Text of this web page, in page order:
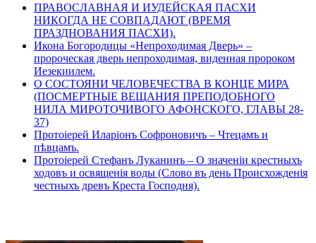
ПРАВОСЛАВНАЯ И ИУДЕЙСКАЯ ПАСХИ
НИКОГДА НЕ СОВПАДАЮТ (ВРЕМЯ
ПРАЗДНОВАНИЯ ПАСХИ).
Икона Богородицы «Непроходимая Дверь» –
пророческая дверь непроходимая, виденная пророком
Иезекиилем.
О СОСТОЯНИ ЧЕЛОВЕЧЕСТВА В КОНЦЕ МИРА
(ПОСМЕРТНЫЕ ВЕЩАНИЯ ПРЕПОДОБНОГО
НИЛА МИРОТОЧИВОГО АФОНСКОГО, ГЛАВЫ 28-
37)
Протоіерей Иларіонъ Софроновичъ – Чтецамъ и
пѣвцамъ.
Протоіерей Стефанъ Луканинъ – О значеніи крестныхъ
ходовъ и освященія воды (Слово въ день Происхожденія
честныхъ древъ Креста Господня).